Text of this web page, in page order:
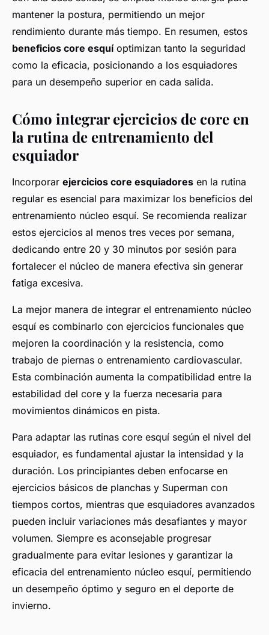
mantener la postura, permitiendo un mejor
rendimiento durante más tiempo. En resumen, estos
beneficios core esquíoptimizan tanto la seguridad
como la eficacia, posicionando a los esquiadores
para un desempeño superior en cada salida.
Cómo integrar ejercicios de core en
la rutina de entrenamiento del
esquiador
Incorporar ejercicios core esquiadores en la rutina
regular es esencial para maximizar los beneficios del
entrenamiento núcleo esquí. Se recomienda realizar
estos ejercicios al menos tres veces por semana,
dedicando entre 20 y 30 minutos por sesión para
fortalecer el núcleo de manera efectiva sin generar
fatiga excesiva.
La mejor manera de integrar el entrenamiento núcleo
esquí es combinarlo con ejercicios funcionales que
mejoren la coordinación y la resistencia, como
trabajo de piernas o entrenamiento cardiovascular.
Esta combinación aumenta la compatibilidad entre la
estabilidad del core y la fuerza necesaria para
movimientos dinámicos en pista.
Para adaptar las rutinas core esquí según el nivel del
esquiador, es fundamental ajustar la intensidad y la
duración. Los principiantes deben enfocarse en
ejercicios básicos de planchas y Superman con
tiempos cortos, mientras que esquiadores avanzados
pueden incluir variaciones más desafiantes y mayor
volumen. Siempre es aconsejable progresar
gradualmente para evitar lesiones y garantizar la
eficacia del entrenamiento núcleo esquí, permitiendo
un desempeño óptimo y seguro en el deporte de
invierno.